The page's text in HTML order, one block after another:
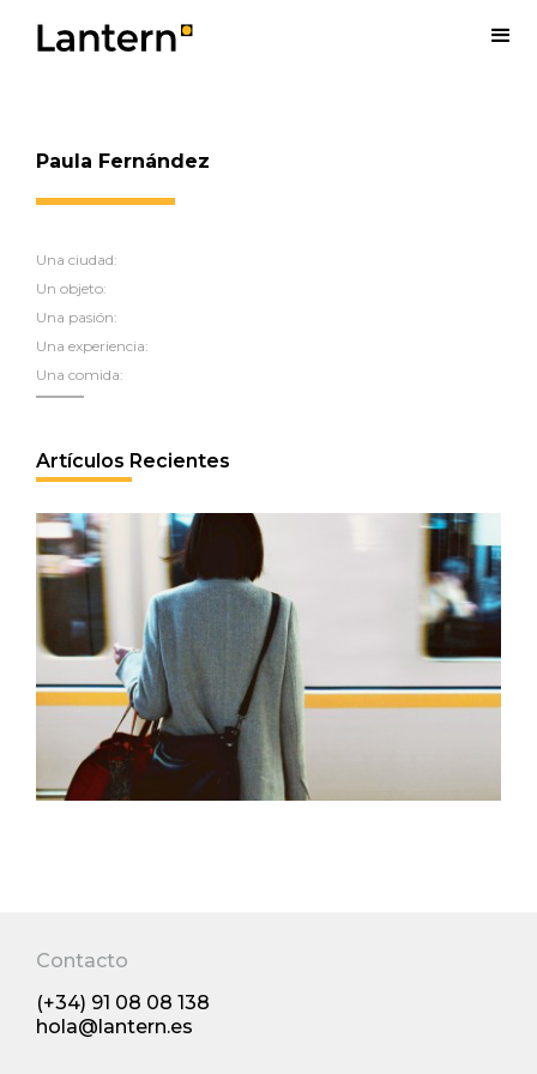
Paula Fernández
Una ciudad:
Un objeto:
Una pasión:
Una experiencia:
Una comida:
Artículos Recientes
Tendencias y comportamiento
Contacto
(+34) 91 08 08 138
hola@lantern.es